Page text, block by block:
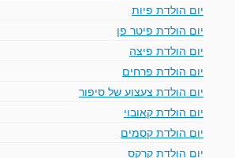
יום הולדת פיות
יום הולדת פיטר פן
יום הולדת פיצה
יום הולדת פרחים
יום הולדת צעצוע של סיפור
יום הולדת קאובוי
יום הולדת קסמים
יום הולדת קרקס